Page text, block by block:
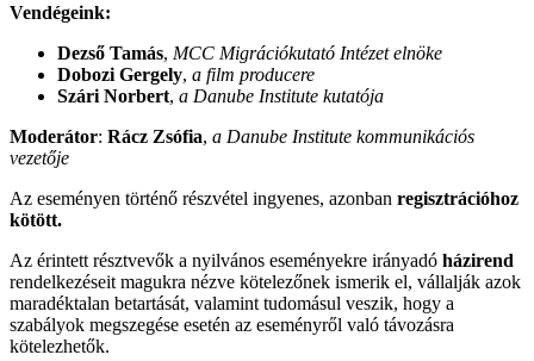
Vendégeink:
Dezső Tamás, MCC Migrációkutató Intézet elnöke
Dobozi Gergely, a film producere
Szári Norbert, a Danube Institute kutatója
Moderátor: Rácz Zsófia, a Danube Institute kommunikációs
vezetője
Az eseményen történő részvétel ingyenes, azonban regisztrációhoz
kötött.
Az érintett résztvevők a nyilvános eseményekre irányadó házirend
rendelkezéseit magukra nézve kötelezőnek ismerik el, vállalják azok
maradéktalan betartását, valamint tudomásul veszik, hogy a
szabályok megszegése esetén az eseményről való távozásra
kötelezhetők.